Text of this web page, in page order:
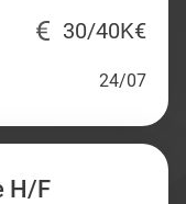
30/40K€
24/07
H/F